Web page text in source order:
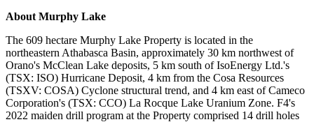
About Murphy Lake
The 609 hectare Murphy Lake Property is located in the
northeastern Athabasca Basin, approximately 30 km northwest of
Orano's McClean Lake deposits, 5 km south of IsoEnergy Ltd.'s
(TSX: ISO) Hurricane Deposit, 4 km from the Cosa Resources
(TSXV: COSA) Cyclone structural trend, and 4 km east of Cameco
Corporation's (TSX: CCO) La Rocque Lake Uranium Zone. F4's
2022 maiden drill program at the Property comprised 14 drill holes